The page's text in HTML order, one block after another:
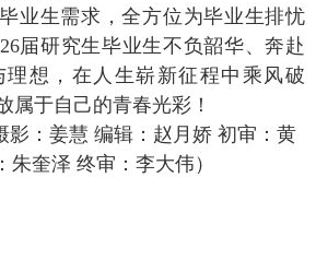
业生需求，全方位为毕业生排忧
届研究生毕业生不负韶华、奔赴
理想，在人生崭新征程中乘风破
属于自己的青春光彩！
影：姜慧 编辑：赵月娇 初审：黄
朱奎泽 终审：李大伟 ）